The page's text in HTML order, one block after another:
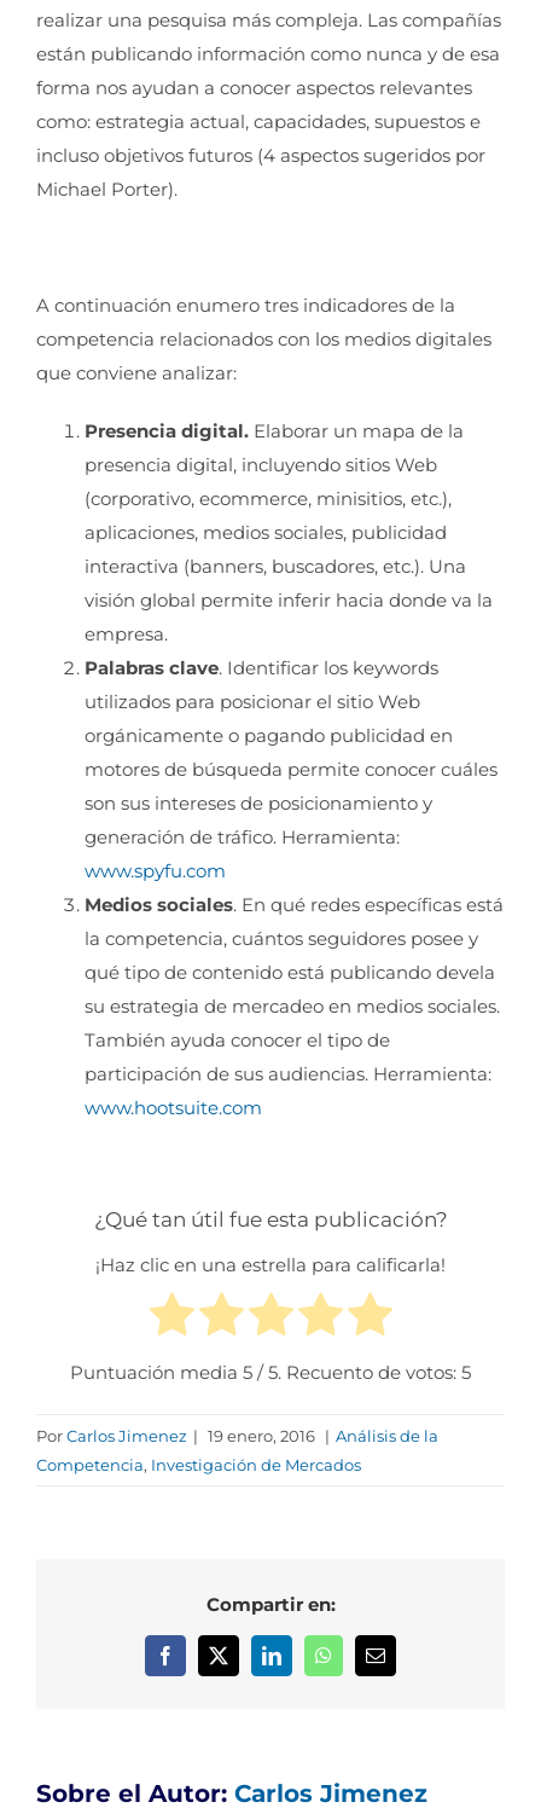
realizar una pesquisa más compleja. Las compañías
están publicando información como nunca y de esa
forma nos ayudan a conocer aspectos relevantes
como: estrategia actual, capacidades, supuestos e
incluso objetivos futuros (4 aspectos sugeridos por
Michael Porter).
A continuación enumero tres indicadores de la
competencia relacionados con los medios digitales
que conviene analizar:
Presencia digital. Elaborar un mapa de la
presencia digital, incluyendo sitios Web
(corporativo, ecommerce, minisitios, etc.),
aplicaciones, medios sociales, publicidad
interactiva (banners, buscadores, etc.). Una
visión global permite inferir hacia donde va la
empresa.
Palabras clave. Identificar los keywords
utilizados para posicionar el sitio Web
orgánicamente o pagando publicidad en
motores de búsqueda permite conocer cuáles
son sus intereses de posicionamiento y
generación de tráfico. Herramienta:
www.spyfu.com
Medios sociales. En qué redes específicas está
la competencia, cuántos seguidores posee y
qué tipo de contenido está publicando devela
su estrategia de mercadeo en medios sociales.
También ayuda conocer el tipo de
participación de sus audiencias. Herramienta:
www.hootsuite.com
¿Qué tan útil fue esta publicación?
¡Haz clic en una estrella para calificarla!
Puntuación media 5 / 5. Recuento de votos: 5
PorCarlos Jimenez | 19 enero, 2016 | Análisis de la
Competencia, Investigación de Mercados
Compartir en:
Facebook
X LinkedInWhatsAppCorreo
electrónico
Sobre el Autor: Carlos Jimenez